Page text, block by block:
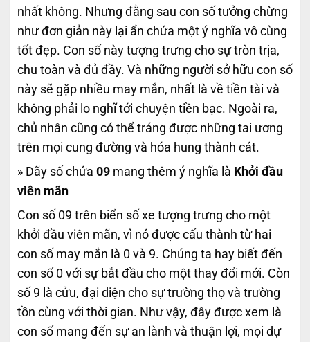
nhất không. Nhưng đằng sau con số tưởng chừng
như đơn giản này lại ẩn chứa một ý nghĩa vô cùng
tốt đẹp. Con số này tượng trưng cho sự tròn trịa,
chu toàn và đủ đầy. Và những người sở hữu con số
này sẽ gặp nhiều may mắn, nhất là về tiền tài và
không phải lo nghĩ tới chuyện tiền bạc. Ngoài ra,
chủ nhân cũng có thể tráng được những tai ương
trên mọi cung đường và hóa hung thành cát.
» Dãy số chứa 09 mang thêm ý nghĩa là Khởi đầu
viên mãn
Con số 09 trên biển số xe tượng trưng cho một
khởi đầu viên mãn, vì nó được cấu thành từ hai
con số may mắn là 0 và 9. Chúng ta hay biết đến
con số 0 với sự bắt đầu cho một thay đổi mới. Còn
số 9 là cửu, đại diện cho sự trường thọ và trường
tồn cùng với thời gian. Như vậy, đây được xem là
con số mang đến sự an lành và thuận lợi, mọi dự